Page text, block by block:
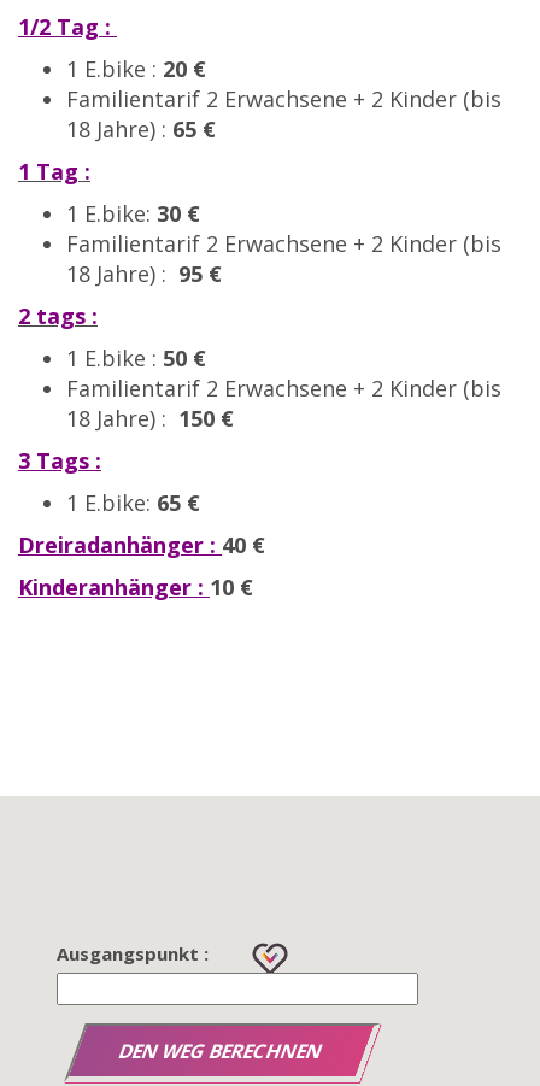
1/2 Tag :
1 E.bike : 20 €
Familientarif 2 Erwachsene + 2 Kinder (bis
18 Jahre) : 65 €
1 Tag :
1 E.bike: 30 €
Familientarif 2 Erwachsene + 2 Kinder (bis
18 Jahre) : 95 €
2 tags :
1 E.bike : 50 €
Familientarif 2 Erwachsene + 2 Kinder (bis
18 Jahre) : 150 €
3 Tags :
1 E.bike: 65 €
Dreiradanhänger : 40 €
Kinderanhänger : 10 €
Ausgangspunkt :